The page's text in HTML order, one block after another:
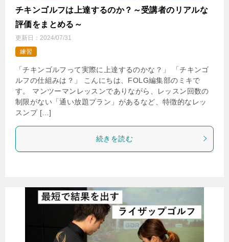
チキンゴルフは上達するのか？～受講者のリアルな
評価をまとめる～
更新日： 2024/07/31
練習
「チキンゴルフって実際に上達するのかな？」 「チキンゴ
ルフの仕組みは？」 こんにちは、FOLG編集部のミキで
す。 マンツーマンレッスンでありながら、レッスン回数の
制限がない「通い放題プラン」があるなど、特徴的なレッ
スンプ […]
続きを読む